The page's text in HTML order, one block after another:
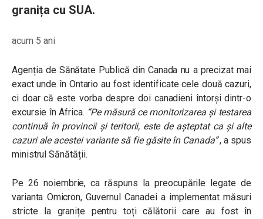
granița cu SUA.
acum 5 ani
Agenția de Sănătate Publică din Canada nu a precizat mai
exact unde în Ontario au fost identificate cele două cazuri,
ci doar că este vorba despre doi canadieni întorși dintr-o
excursie în Africa. “Pe măsură ce monitorizarea și testarea
continuă în provincii și teritorii, este de așteptat ca și alte
cazuri ale acestei variante să fie găsite în Canada”, a spus
ministrul Sănătății.
Pe 26 noiembrie, ca răspuns la preocupările legate de
varianta Omicron, Guvernul Canadei a implementat măsuri
stricte la granițe pentru toți călătorii care au fost în